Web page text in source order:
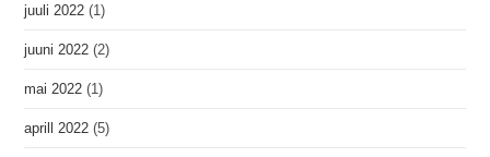
juuli 2022 (1)
juuni 2022 (2)
mai 2022 (1)
aprill 2022 (5)